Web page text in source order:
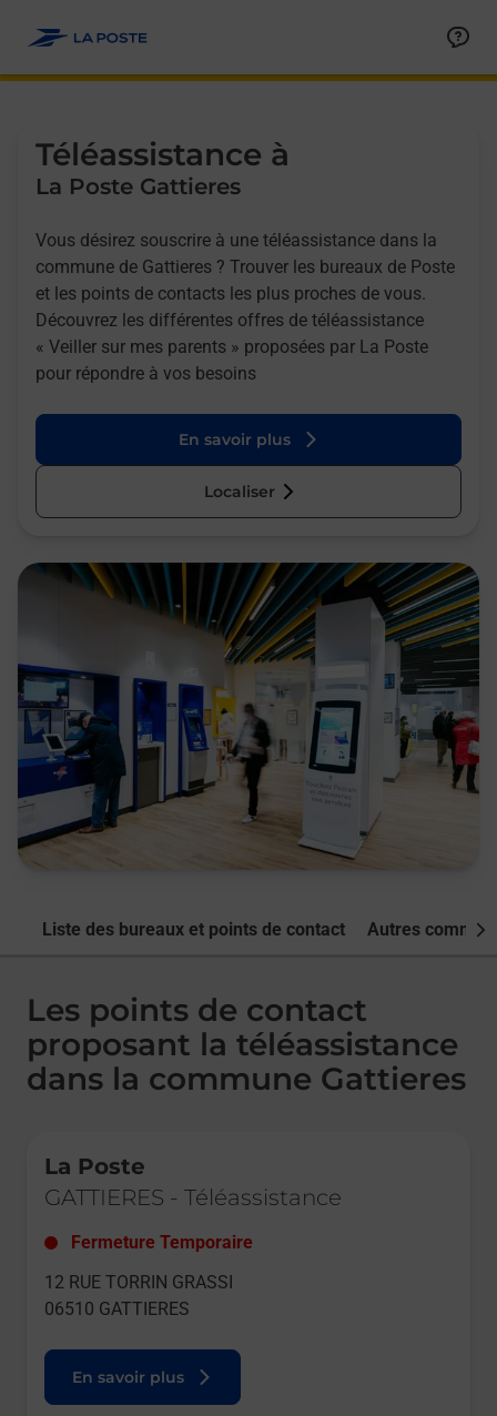
Téléassistance à
La Poste Gattieres
Vous désirez souscrire à une téléassistance dans la
commune de Gattieres ? Trouver les bureaux de Poste
et les points de contacts les plus proches de vous.
Découvrez les différentes offres de téléassistance
« Veiller sur mes parents » proposées par La Poste
pour répondre à vos besoins
En savoir plus
Localiser
Liste des bureaux et points de contact Autres
Les points de contact
proposant la téléassistance
dans la commune Gattieres
La Poste
GATTIERES - Téléassistance
Fermeture Temporaire
12 RUE TORRIN GRASSI
06510 GATTIERES
En savoir plus